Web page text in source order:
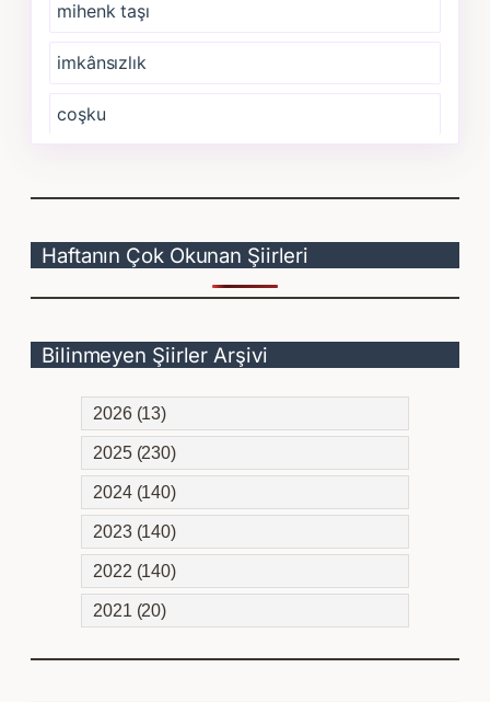
mihenk taşı
imkânsızlık
coşku
Haftanın Çok Okunan Şiirleri
Bilinmeyen Şiirler Arşivi
2026 (13)
2025 (230)
2024 (140)
2023 (140)
2022 (140)
2021 (20)